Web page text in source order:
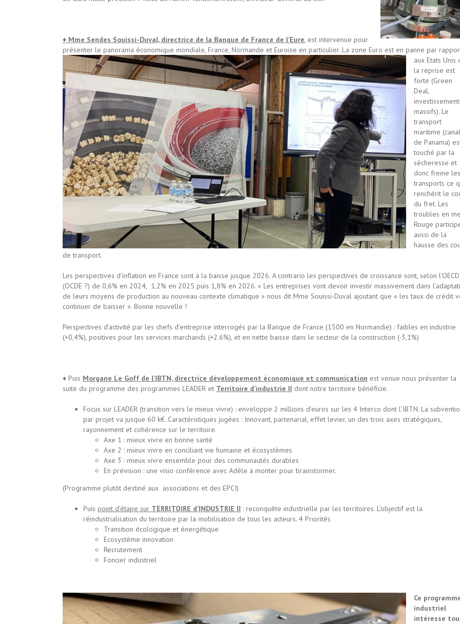
♦ Mme Sendes Souissi-Duval, directrice de la Banque de France de l’Eure, est intervenue pour
présenter le panorama économique mondiale, France, Normande et Euroise en particulier. La zone Euro est en panne par
aux Etats Unis
la reprise est
forte (Green
Deal,
massifs). Le
transport
maritime (canal
de Panama)
touché par la
sècheresse et
donc freine les
transports ce
renchérit le
du fret. Les
troubles en
Rouge
aussi de la
hausse des
de transport.
Les perspectives d’inflation en France sont à la baisse jusque 2026. A contrario les perspectives de croissance sont, selon l’OECD
(OCDE ?) de 0,6% en 2024, 1,2% en 2025 puis 1,8% en 2026. « Les entreprises vont devoir investir massivement dans
de leurs moyens de production au nouveau contexte climatique » nous dit Mme Souissi-Duval ajoutant que « les taux de crédit
continuer de baisser ». Bonne nouvelle !
Perspectives d’activité par les chefs d’entreprise interrogés par la Banque de France (1500 en Normandie) : faibles en industrie
(+0,4%), positives pour les services marchands (+2.6%), et en nette baisse dans le secteur de la construction (-3,1%)
♦ Puis Morgane Le Goff de l’IBTN, directrice développement économique et communication est venue nous présenter la
suite du programme des programmes LEADER et Territoire d’industrie II dont notre territoire bénéficie.
Focus sur LEADER (transition vers le mieux vivre) : enveloppe 2 millions d’euros sur les 4 Interco dont l’IBTN. La
par projet va jusque 60 k€. Caractéristiques jugées : Innovant, partenarial, effet levier, un des trois axes stratégiques,
rayonnement et cohérence sur le territoire.
Axe 1 : mieux vivre en bonne santé
Axe 2 : mieux vivre en conciliant vie humaine et écosystèmes
Axe 3 : mieux vivre ensemble pour des communautés durables
En prévision : une visio conférence avec Adèle à monter pour brainstormer.
(Programme plutôt destiné aux associations et des EPCI)
Puis point d’étape sur TERRITOIRE d’INDUSTRIE II : reconquête industrielle par les territoires. L’objectif est la
réindustrialisation du territoire par la mobilisation de tous les acteurs. 4 Priorités
Transition écologique et énergétique
Ecosystème innovation
Recrutement
Foncier industriel
Ce
industriel
intéresse